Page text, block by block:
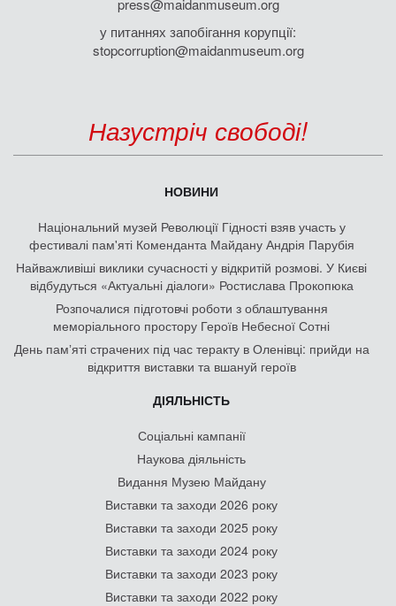
press@maidanmuseum.org
у питаннях запобігання корупції:
stopcorruption@maidanmuseum.org
Назустріч свободі!
НОВИНИ
Національний музей Революції Гідності взяв участь у
фестивалі пам'яті Коменданта Майдану Андрія Парубія
Найважливіші виклики сучасності у відкритій розмові. У Києві
відбудуться «Актуальні діалоги» Ростислава Прокопюка
Розпочалися підготовчі роботи з облаштування
меморіального простору Героїв Небесної Сотні
День памʼяті страчених під час теракту в Оленівці: прийди на
відкриття виставки та вшануй героїв
ДІЯЛЬНІСТЬ
Соціальні кампанії
Наукова діяльність
Видання Музею Майдану
Виставки та заходи 2026 року
Виставки та заходи 2025 року
Виставки та заходи 2024 року
Виставки та заходи 2023 року
Виставки та заходи 2022 року